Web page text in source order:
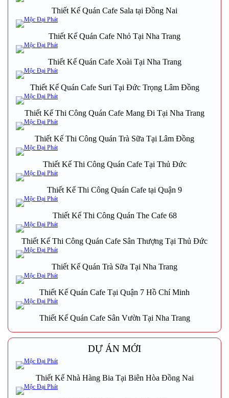
Thiết Kế Quán Cafe Sala tại Đồng Nai
Thiết Kế Quán Cafe Nhỏ Tại Nha Trang
Thiết Kế Quán Cafe Xoài Tại Nha Trang
Thiết Kế Quán Cafe Suri Tại Đức Trọng Lâm Đồng
Thiết Kế Thi Công Quán Cafe Mang Đi Tại Nha Trang
Thiết Kế Thi Công Quán Trà Sữa Tại Lâm Đồng
Thiết Kế Thi Công Quán Cafe Tại Thủ Đức
Thiết Kế Thi Công Quán Cafe tại Quận 9
Thiết Kế Thi Công Quán The Cafe 68
Thiết Kế Thi Công Quán Cafe Sân Thượng Tại Thủ Đức
Thiết Kế Quán Trà Sữa Tại Nha Trang
Thiết Kế Quán Cafe Tại Quận 7 Hồ Chí Minh
Thiết Kế Quán Cafe Sân Vườn Tại Nha Trang
DỰ ÁN MỚI
Thiết Kế Nhà Hàng Bia Tại Biên Hòa Đồng Nai